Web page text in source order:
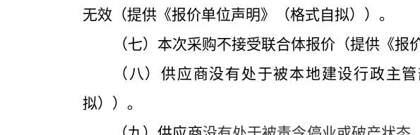
无效（提供《报价单位声明》（格式自拟））。
（七）本次采购不接受联合体报价（提供《报
（八）供应商没有处于被本地建设行政主
拟））。